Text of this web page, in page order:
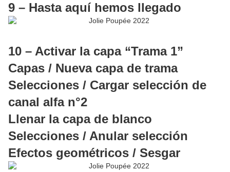
9 – Hasta aquí hemos llegado
10 – Activar la capa “Trama 1”
Capas / Nueva capa de trama
Selecciones / Cargar selección de
canal alfa n°2
Llenar la capa de blanco
Selecciones / Anular selección
Efectos geométricos / Sesgar